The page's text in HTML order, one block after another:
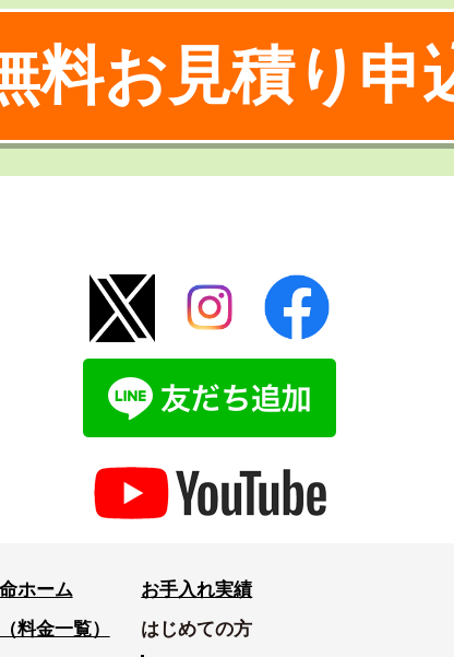
料お見積り申
ホーム
料金一覧）
お手入れ実績
はじめての方